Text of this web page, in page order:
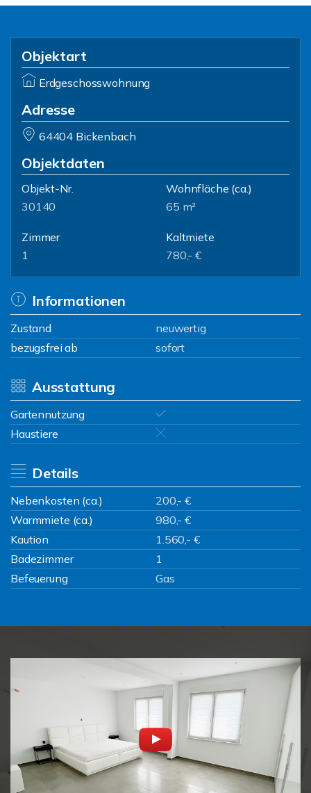
Objektart
Erdgeschosswohnung
Adresse
64404 Bickenbach
Objektdaten
Objekt-Nr.
30140
Wohnfläche (ca.)
65 m²
Zimmer
1
Kaltmiete
780,- €
Informationen
Zustand
neuwertig
bezugsfrei ab
sofort
Ausstattung
Gartennutzung
Haustiere
Details
Nebenkosten (ca.)
200,- €
Warmmiete (ca.)
980,- €
Kaution
1.560,- €
Badezimmer
1
Befeuerung
Gas